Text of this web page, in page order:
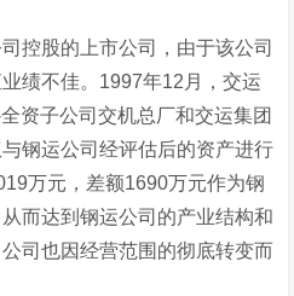
控股的上市公司，由于该公司
绩不佳。1997年12月，交运
资子公司交机总厂和交运集团
钢运公司经评估后的资产进行
万元，差额1690万元作为钢
而达到钢运公司的产业结构和
司也因经营范围的彻底转变而